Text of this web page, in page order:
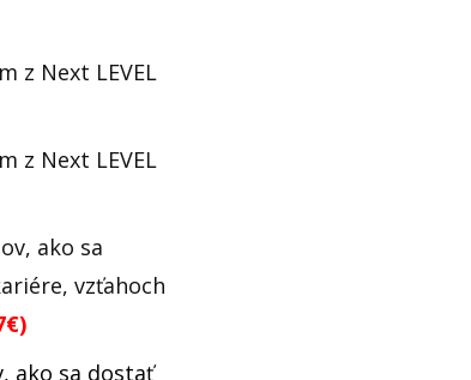
z Next LEVEL
z Next LEVEL
ako sa
vzťahoch
ako sa dostať